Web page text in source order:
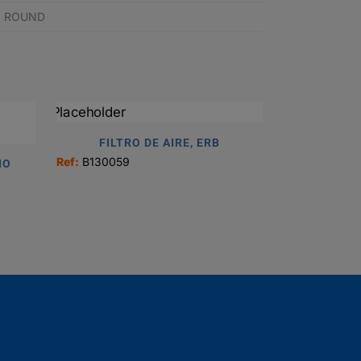
ROUND
FILTRO DE AIRE, ERB
Ref: B130059